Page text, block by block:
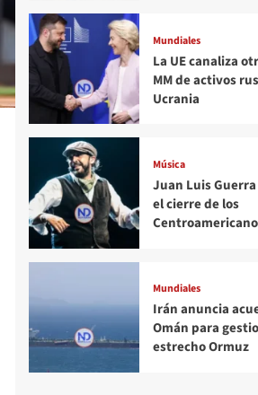
Mundiales
La UE canaliza
MM de activos
Ucrania
Música
Juan Luis
el cierre de los
Mundiales
Irán anuncia
Omán para
estrecho Ormuz